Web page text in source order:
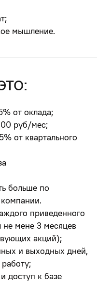
мышление.
от оклада;
руб/мес;
от квартального
больше по
компании.
приведенного
не мене 3 месяцев
акций);
и выходных дней,
доступ к базе